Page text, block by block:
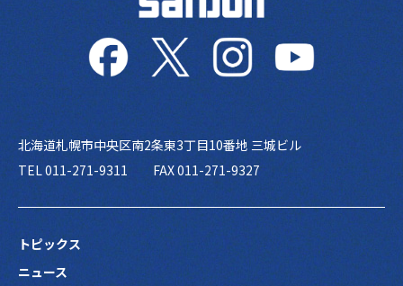
北海道札幌市中央区南2条東3丁目10番地 三城ビル
TEL 011-271-9311
FAX 011-271-9327
トピックス
ニュース